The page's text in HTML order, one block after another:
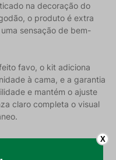
na decoração do
o produto é extra
sensação de bem-
favo, o kit adiciona
à cama, e a garantia
e mantém o ajuste
claro completa o visual
X